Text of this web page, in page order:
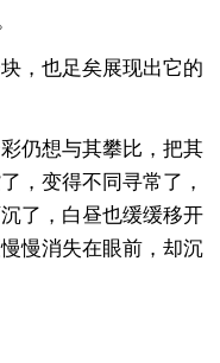
，也足矣展现出它的
仍想与其攀比，把其
，变得不同寻常了，
了，白昼也缓缓移开
慢消失在眼前，却沉